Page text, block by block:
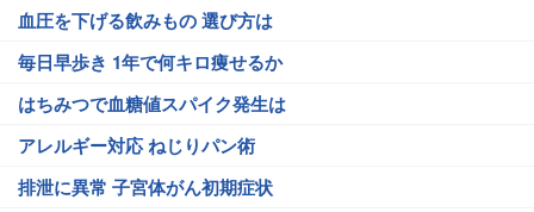
血圧を下げる飲みもの 選び方は
毎日早歩き 1年で何キロ痩せるか
はちみつで血糖値スパイク発生は
アレルギー対応 ねじりパン術
排泄に異常 子宮体がん初期症状